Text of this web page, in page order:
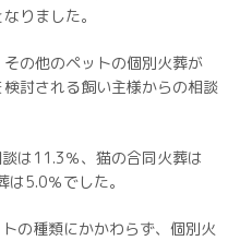
りました。
の他のペットの個別火葬が
討される飼い主様からの相談
は11.3％、猫の合同火葬は
5.0％でした。
の種類にかかわらず、個別火